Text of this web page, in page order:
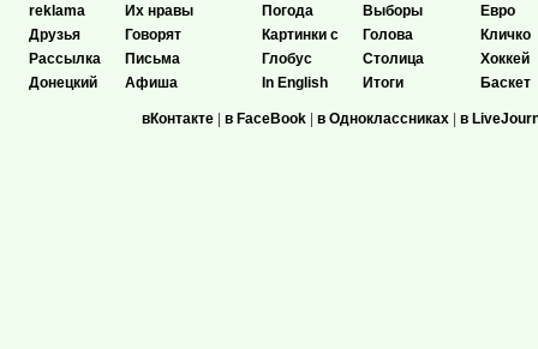
reklama
Друзья
Рассылка
Донецкий
Их нравы
Говорят
Письма
Афиша
Погода
Картинки с
Глобус
In English
Выборы
Голова
Столица
Итоги
Евро
Кличко
Хоккей
Баскет
вКонтакте в FaceBook в Одноклассниках в